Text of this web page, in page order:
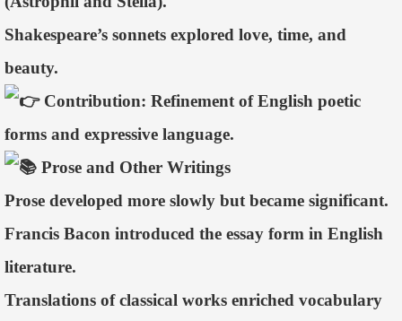
Shakespeare’s sonnets explored love, time, and
beauty.
Contribution: Refinement of English poetic
forms and expressive language.
Prose and Other Writings
Prose developed more slowly but became significant.
Francis Bacon introduced the essay form in English
literature.
Translations of classical works enriched vocabulary